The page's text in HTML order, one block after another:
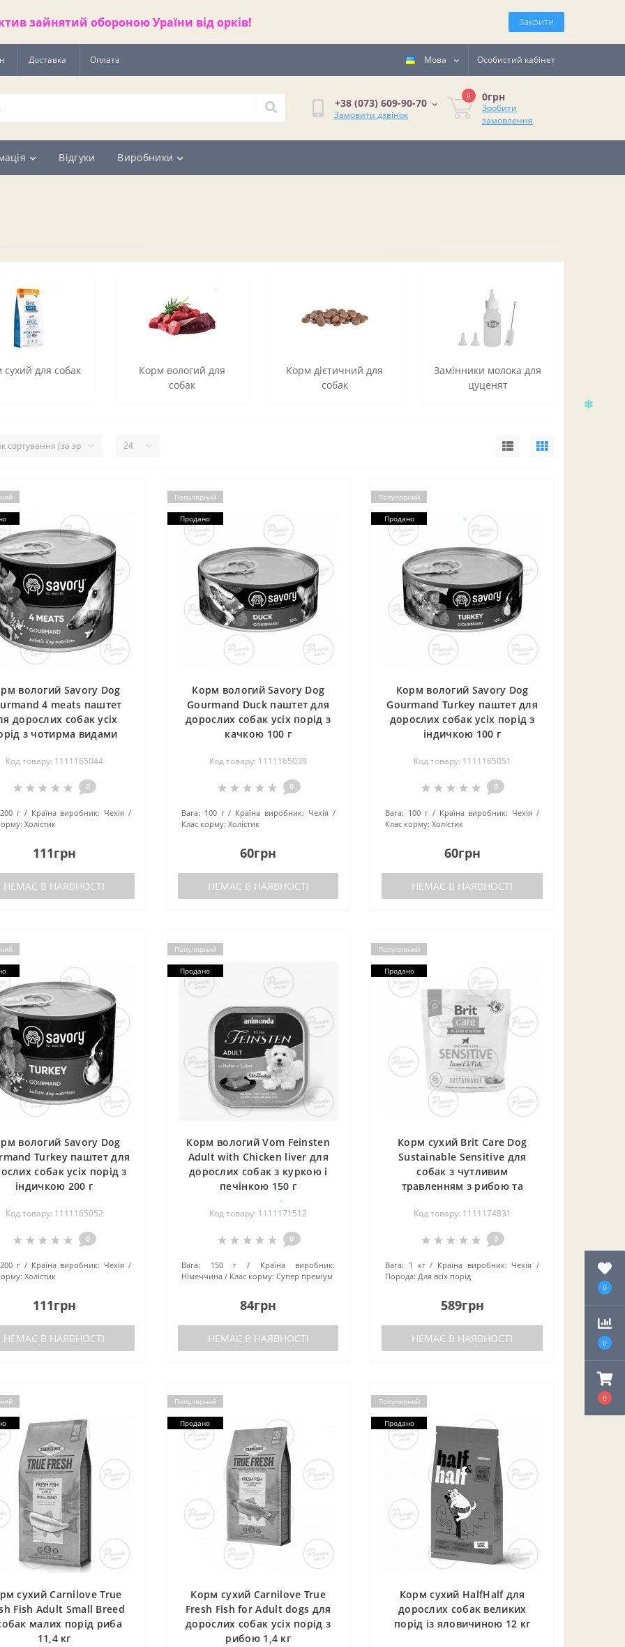
0
0
0
зайнятий обороною Ураїни від орків! Закрити
Доставка Оплата Мова Особистий кабінет
+38 (073) 609-90-70
Замовити дзвінок
0 0грн
Зробити
замовлення
Відгуки Виробники
сухий для собак
Корм вологий для
собак
Корм дієтичний для
собак
Замінники молока для
цуценят
вологий Savory Dog
4 meats паштет
дорослих собак усіх
з чотирма видами
Код товару: 1111165044
0
200 г Країна виробник: Чехія
Холістик
111грн
НЕМАЄ В НАЯВНОСТІ
Популярний
Продано
Корм вологий Savory Dog
Gourmand Duck паштет для
дорослих собак усіх порід з
качкою 100 г
Код товару: 1111165039
0
Вага: 100 г Країна виробник: Чехія
Клас корму: Холістик
60грн
НЕМАЄ В НАЯВНОСТІ
Популярний
Продано
Корм вологий Savory Dog
Gourmand Turkey паштет для
дорослих собак усіх порід з
індичкою 100 г
Код товару: 1111165051
0
Вага: 100 г Країна виробник: Чехія
Клас корму: Холістик
60грн
НЕМАЄ В НАЯВНОСТІ
вологий Savory Dog
Turkey паштет для
собак усіх порід з
індичкою 200 г
Код товару: 1111165052
0
200 г Країна виробник: Чехія
Холістик
111грн
НЕМАЄ В НАЯВНОСТІ
Популярний
Продано
Корм вологий Vom Feinsten
Adult with Chicken liver для
дорослих собак з куркою і
печінкою 150 г
Код товару: 1111171512
0
Вага: 150 г
Країна виробник:
Німеччина
Клас корму: Супер преміум
84грн
НЕМАЄ В НАЯВНОСТІ
Популярний
Продано
Корм сухий Brit Care Dog
Sustainable Sensitive для
собак з чутливим
травленням з рибою та
Код товару: 1111174831
0
Вага: 1 кг Країна виробник: Чехія
Порода: Для всіх порід
589грн
НЕМАЄ В НАЯВНОСТІ
сухий Carnilove True
Fish Adult Small Breed
малих порід риба
11,4 кг
Популярний
Продано
Корм сухий Carnilove True
Fresh Fish for Adult dogs для
дорослих собак усіх порід з
рибою 1,4 кг
Популярний
Продано
Корм сухий HalfHalf для
дорослих собак великих
порід із яловичиною 12 кг
❄
❄